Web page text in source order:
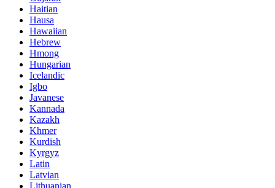
Haitian
Hausa
Hawaiian
Hebrew
Hmong
Hungarian
Icelandic
Igbo
Javanese
Kannada
Kazakh
Khmer
Kurdish
Kyrgyz
Latin
Latvian
Lithuanian